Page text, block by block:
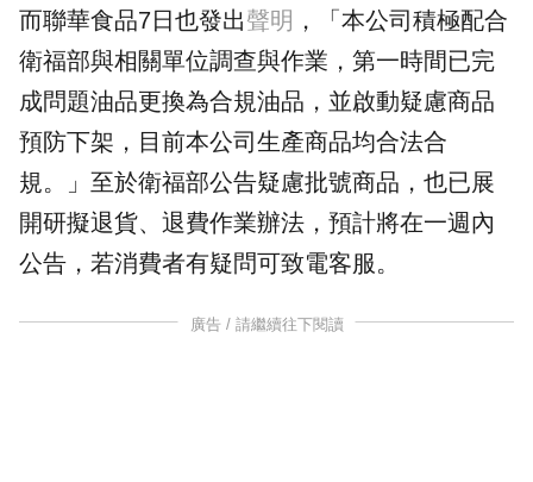
而聯華食品7日也發出聲明 ，「本公司積極配合
衛福部與相關單位調查與作業，第一時間已完
成問題油品更換為合規油品，並啟動疑慮商品
預防下架，目前本公司生產商品均合法合
規。」至於衛福部公告疑慮批號商品，也已展
開研擬退貨、退費作業辦法，預計將在一週內
公告，若消費者有疑問可致電客服。
廣告 / 請繼續往下閱讀